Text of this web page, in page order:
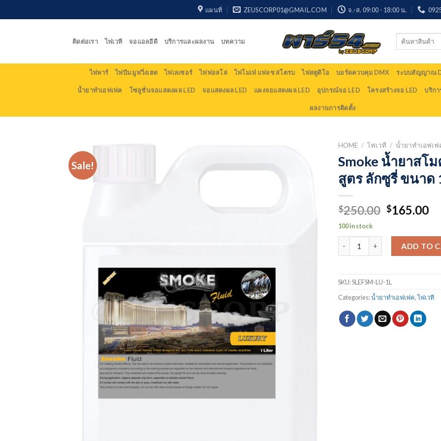
to
แผนที่ ZEUSCORP01@GMAIL.COM จ.-ส. 09:00 - 18:00 น.
ติดต่อเรา ไฟเวที จอแอลอีดี บริการและผลงาน บทความ
Search
ไฟพาร์ ไฟบีม มูฟวิ่งเฮด ไฟเลเซอร์ ไฟฟอลโล่ ไฟโมเฟ่ แฟลช สโตรบ ไฟสตูดิโอ บอร์ดควบคุม DMX ระบบสัญญาณ
น้ำยาทำเอฟเฟค โซลูชั่นจอแสดงผล LED จอแสดงผล LED แผงจอแสดงผล LED อุปกรณ์จอ LED โครงสร้างจอ LED บริกา
ผลงานการติดตั้ง
Sale!
HOME / ไฟเวที / น้ำยาทำเอฟเฟ
Smoke น้ำยาสโ
สูตร ลักซูรี่ ขนาด
$250.00 Original
was:
$250.00.
$165.00
is:
100 in stock
ADD TO
SKU:SLEFSM-LU-1L
Categories:น้ำยาทำเอฟเฟค,ไฟเวที